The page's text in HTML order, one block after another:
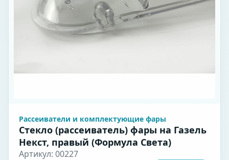
Рассеиватели и комплектующие фары
Стекло (рассеиватель) фары на Газель
Некст, правый (Формула Света)
Артикул: 00227